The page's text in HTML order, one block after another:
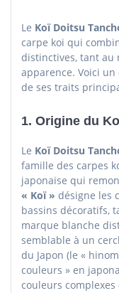
Le Koï Doitsu
carpe koi qui
distinctives, tant au
apparence. Voici
de ses traits
1. Origine du
Le Koï Doitsu
famille des carpes
japonaise qui
« Koï » désigne les
bassins décoratifs,
marque blanche
semblable à un
du Japon (le «
couleurs » en
couleurs